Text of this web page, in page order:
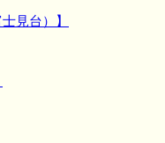
見台）】